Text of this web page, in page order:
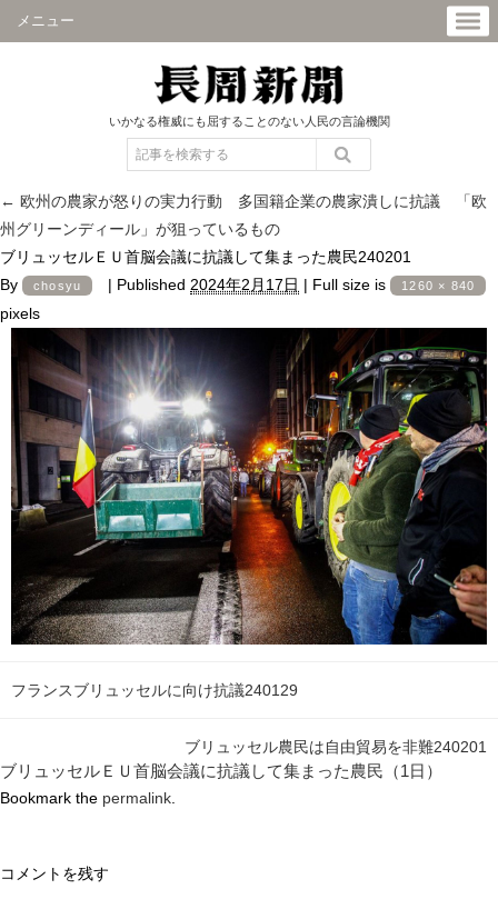
メニュー
いかなる権威にも屈することのない人民の言論機関
← 欧州の農家が怒りの実力行動 多国籍企業の農家潰しに抗議 「欧
州グリーンディール」が狙っているもの
ブリュッセルＥＵ首脳会議に抗議して集まった農民240201
By
chosyu | Published 2024年2月17日 | Full size is 1260 × 840
pixels
フランスブリュッセルに向け抗議240129
ブリュッセル農民は自由貿易を非難240201
ブリュッセルＥＵ首脳会議に抗議して集まった農民（1日）
Bookmark the permalink
コメントを残す